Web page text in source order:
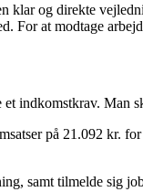
klar og direkte
at modtage
indkomstkrav.
på 21.092
samt tilmelde sig